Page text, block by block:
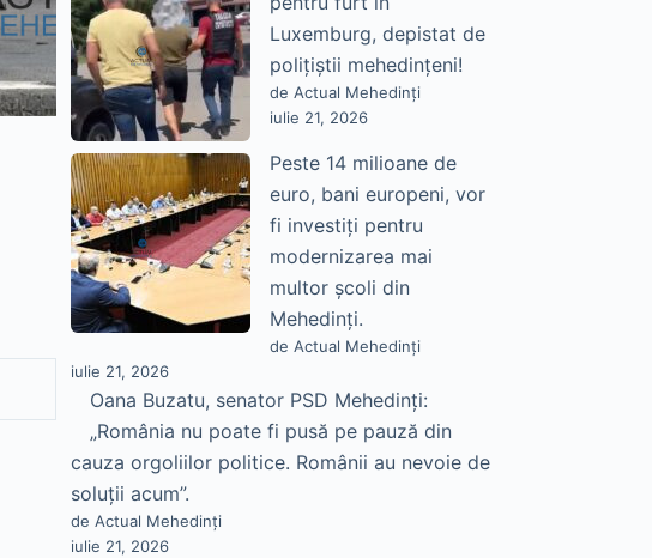
Luxemburg, depistat de
polițiștii mehedințeni!
de Actual Mehedinți
iulie 21, 2026
Peste 14 milioane de
euro, bani europeni, vor
fi investiți pentru
modernizarea mai
multor școli din
Mehedinți.
de Actual Mehedinți
iulie 21, 2026
Oana Buzatu, senator PSD Mehedinți:
„România nu poate fi pusă pe pauză din
cauza orgoliilor politice. Românii au nevoie de
soluții acum”.
de Actual Mehedinți
iulie 21, 2026